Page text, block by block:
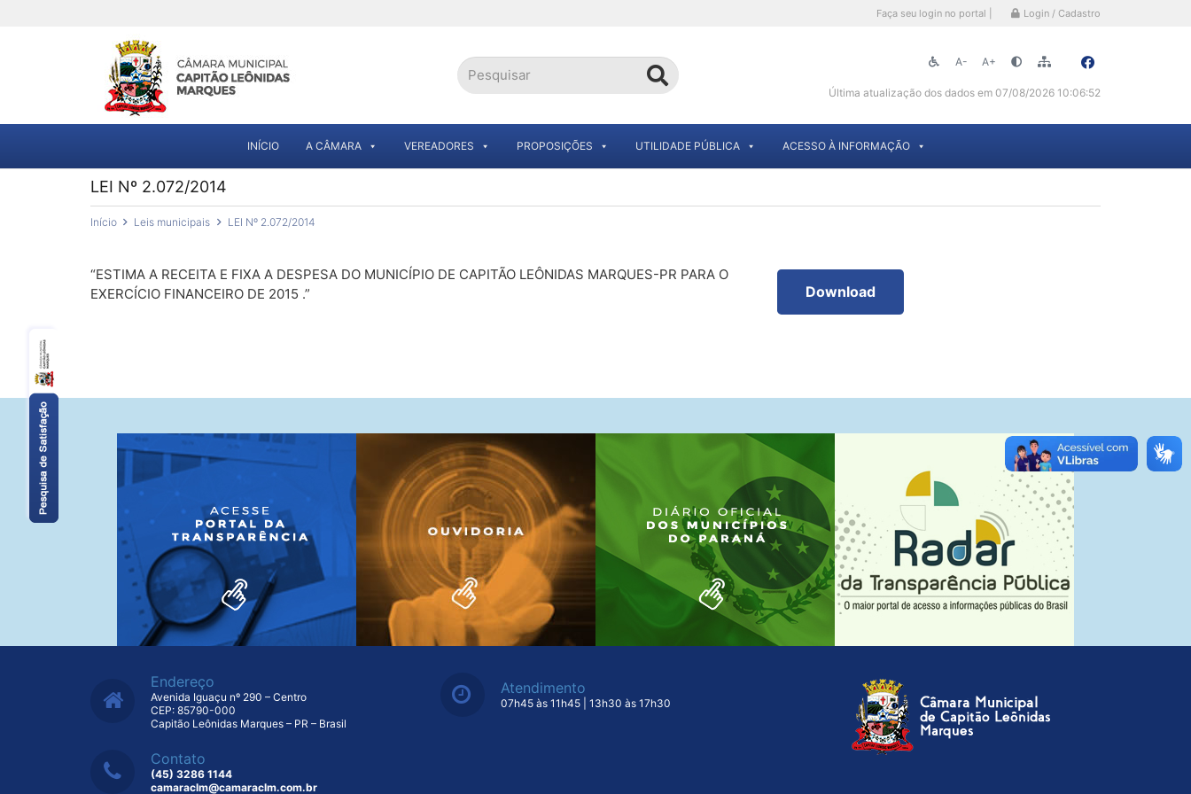
Faça seu login no portal | Login / Cadastro
A- A+
Última atualização dos dados em 07/08/2026 10:06:52
INÍCIO A CÂMARA VEREADORES PROPOSIÇÕES UTILIDADE PÚBLICA ACESSO À INFORMAÇÃO
LEI Nº 2.072/2014
Início Leis municipais LEI Nº 2.072/2014
“ESTIMA A RECEITA E FIXA A DESPESA DO MUNICÍPIO DE CAPITÃO LEÔNIDAS MARQUES-PR PARA O
EXERCÍCIO FINANCEIRO DE 2015 .”
Download
Endereço
Avenida Iguaçu nº 290 – Centro
CEP: 85790-000
Capitão Leônidas Marques – PR – Brasil
Contato
(45) 3286 1144
camaraclm@camaraclm.com.br
Atendimento
07h45 às 11h45 | 13h30 às 17h30